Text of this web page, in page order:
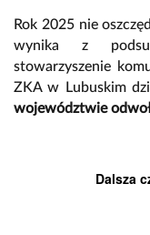
Rok 2025 nie
wynika z
stowarzyszenie
ZKA w Lubuskim
województwie
Dalsza